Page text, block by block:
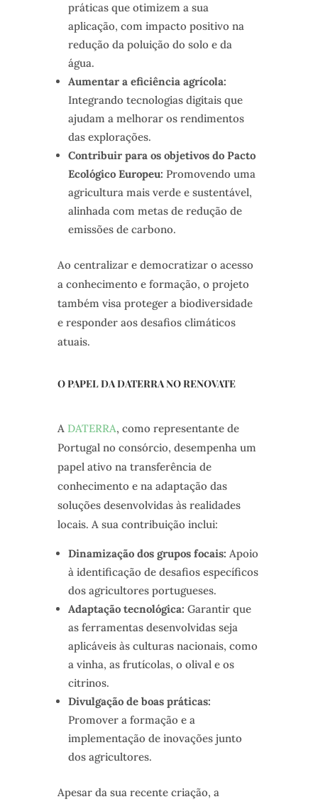
práticas que otimizem a sua
aplicação, com impacto positivo na
redução da poluição do solo e da
água.
Aumentar a eficiência agrícola:
Integrando tecnologias digitais que
ajudam a melhorar os rendimentos
das explorações.
Contribuir para os objetivos do Pacto
Ecológico Europeu: Promovendo uma
agricultura mais verde e sustentável,
alinhada com metas de redução de
emissões de carbono.
Ao centralizar e democratizar o acesso
a conhecimento e formação, o projeto
também visa proteger a biodiversidade
e responder aos desafios climáticos
atuais.
O PAPEL DA DATERRA NO RENOVATE
A DATERRA, como representante de
Portugal no consórcio, desempenha um
papel ativo na transferência de
conhecimento e na adaptação das
soluções desenvolvidas às realidades
locais. A sua contribuição inclui:
Dinamização dos grupos focais: Apoio
à identificação de desafios específicos
dos agricultores portugueses.
Adaptação tecnológica: Garantir que
as ferramentas desenvolvidas seja
aplicáveis às culturas nacionais, como
a vinha, as frutícolas, o olival e os
citrinos.
Divulgação de boas práticas:
Promover a formação e a
implementação de inovações junto
dos agricultores.
Apesar da sua recente criação, a